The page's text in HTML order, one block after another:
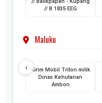
// B 1835 EEG
Maluku
‹
Kirim Mobil Triton milik
Dinas Kehutanan
Ambon